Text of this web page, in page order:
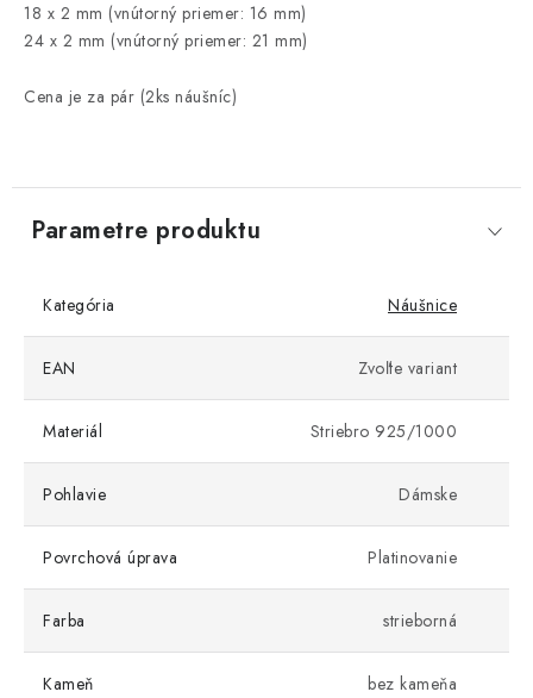
18 x 2 mm (vnútorný priemer: 16 mm)
24 x 2 mm (vnútorný priemer: 21 mm)
Cena je za pár (2ks náušníc)
Parametre produktu
Kategória Náušnice
EAN Zvoľte variant
Materiál Striebro 925/1000
Pohlavie Dámske
Povrchová úprava Platinovanie
Farba strieborná
Kameň bez kameňa